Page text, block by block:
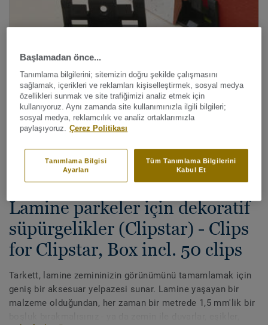
Tüm renkleri görüntüleyin (42)
Lamine parkeler için dekoratif
süpürgelikler (Clipstar) - Clips
for Clipstar, Box incl. 50 clips
Tarkett, lamine zemininizin görünümünü tamamlamak için
geniş bir aksesuar yelpazesi sunar. Lamine yaşayan bir
malzeme olduğundan, her zaman bir metrede 1,5 mm'lik bir
Başlamadan önce...
Tanımlama bilgilerini; sitemizin doğru şekilde çalışmasını
sağlamak, içerikleri ve reklamları kişiselleştirmek, sosyal medya
özellikleri sunmak ve site trafiğimizi analiz etmek için
kullanıyoruz. Aynı zamanda site kullanımınızla ilgili bilgileri;
sosyal medya, reklamcılık ve analiz ortaklarımızla
paylaşıyoruz. Çerez Politikası
Tüm Tanımlama Bilgilerini
Kabul Et
Tanımlama Bilgisi
Ayarları